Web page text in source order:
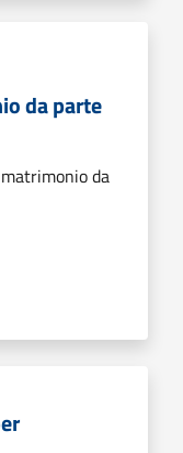
da parte
da